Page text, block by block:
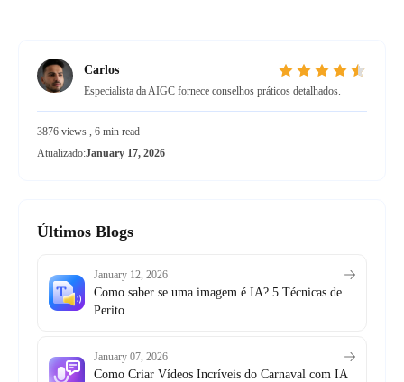
Carlos
Especialista da AIGC fornece conselhos práticos detalhados.
3876 views , 6 min read
Atualizado:January 17, 2026
Últimos Blogs
January 12, 2026
Como saber se uma imagem é IA? 5 Técnicas de
Perito
January 07, 2026
Como Criar Vídeos Incríveis do Carnaval com IA